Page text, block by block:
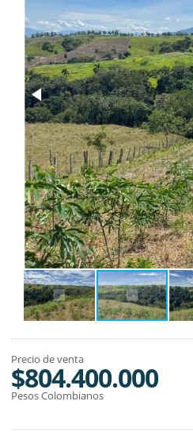
Precio de venta
$804.400.000
Pesos Colombianos